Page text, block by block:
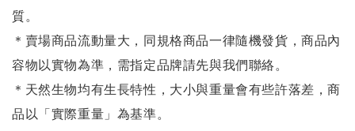
質。
＊賣場商品流動量大，同規格商品一律隨機發貨，商品內
容物以實物為準，需指定品牌請先與我們聯絡。
＊天然生物均有生長特性，大小與重量會有些許落差，商
品以「實際重量」為基準。